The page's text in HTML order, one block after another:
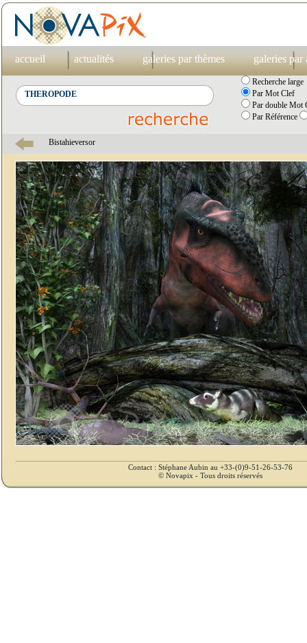
accueil actualités galeries par thèmes galeries par
Recherche large
Par Mot Clef
Par double Mot
Par Référence
Bistahieversor
Contact : Stéphane Aubin au +33-(0)9-51-26-53-76
© Novapix - Tous droits réservés